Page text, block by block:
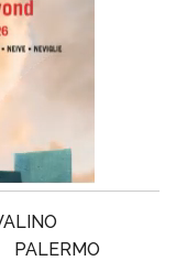
PALERMO